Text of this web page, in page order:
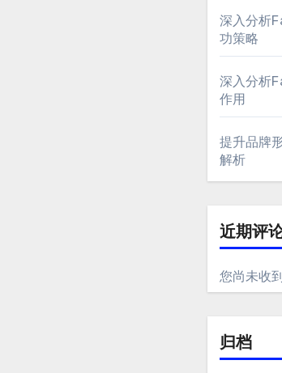
深入分析
功策略
深入分析
作用
提升品牌
解析
近期评
您尚未收
归档